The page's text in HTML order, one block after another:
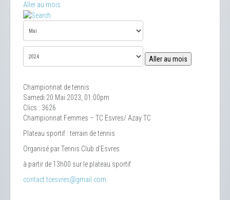
Aller au mois
Aller au mois
Championnat de tennis
Samedi 20 Mai 2023, 01:00pm
Clics : 3626
Championnat Femmes – TC Esvres/ Azay TC
Plateau sportif : terrain de tennis
Organisé par Tennis Club d’Esvres
à partir de 13h00 sur le plateau sportif
contact.tcesvres@gmail.com